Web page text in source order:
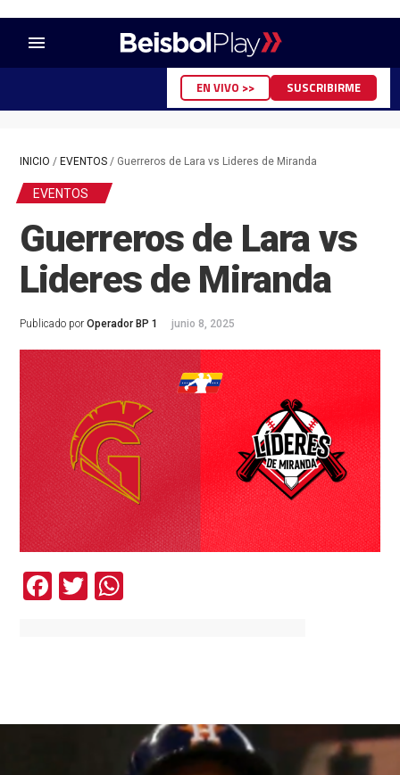
menu
EN VIVO >> SUSCRIBIRME
INICIO / EVENTOS/ Guerreros de Lara vs Lideres de Miranda
EVENTOS
Guerreros de Lara vs
Lideres de Miranda
Publicado por Operador BP 1 junio 8, 2025
Facebook
TwitterWhatsApp